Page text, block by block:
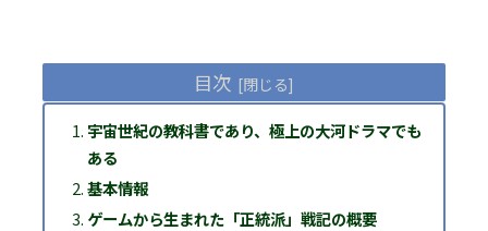
目次
宇宙世紀の教科書であり、極上の大河ドラマでも
ある
基本情報
ゲームから生まれた「正統派」戦記の概要